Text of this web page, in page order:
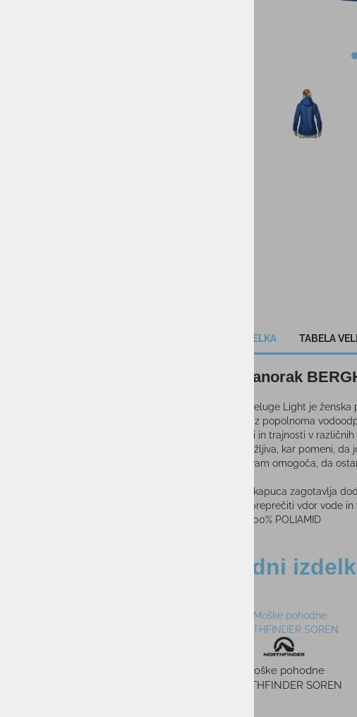
OPIS IZDELKA TABELA
Ženski anorak
Berghaus Deluge Light je
Izdelana je iz popolnoma
zanesljivosti in trajnosti v
Jakna je zložljiva, kar pomeni,
priročnost vam omogoča, da
Nastavljiva kapuca zagotavlja
pomagajo preprečiti vdor vode
SESTAVA: 100% POLIAMID
Sorodni
Moške pohodne
NORTHFINDER SOREN